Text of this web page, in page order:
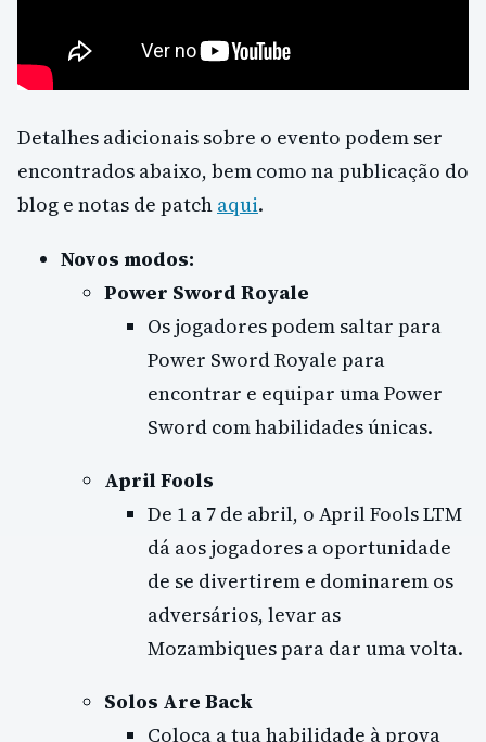
Detalhes adicionais sobre o evento podem ser
encontrados abaixo, bem como na publicação do
blog e notas de patch aqui.
Novos modos:
Power Sword Royale
Os jogadores podem saltar para
Power Sword Royale para
encontrar e equipar uma Power
Sword com habilidades únicas.
April Fools
De 1 a 7 de abril, o April Fools LTM
dá aos jogadores a oportunidade
de se divertirem e dominarem os
adversários, levar as
Mozambiques para dar uma volta.
Solos Are Back
Coloca a tua habilidade à prova